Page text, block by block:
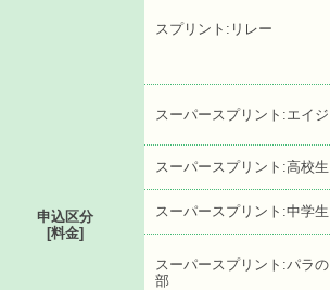
申込区分
[料金]
スプリント:リレー
スーパースプリント:エイジ
スーパースプリント:高校生
スーパースプリント:中学生
スーパースプリント:パラの
部